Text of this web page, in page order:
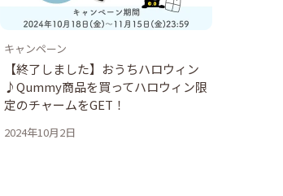
キャンペーン
【終了しました】おうちハロウィン
♪Qummy商品を買ってハロウィン限
定のチャームをGET！
2024年10月2日